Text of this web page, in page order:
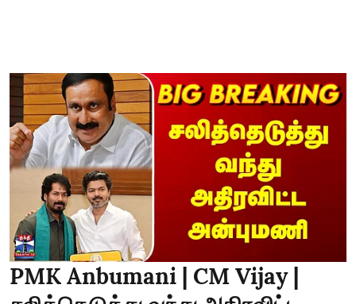
PMK Anbumani | CM Vijay |